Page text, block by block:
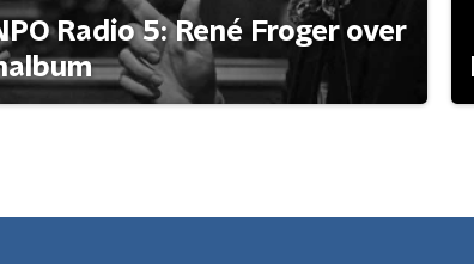
Radio 5: René Froger over